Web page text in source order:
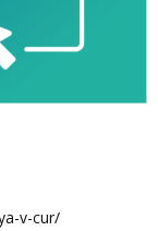
v-cur/